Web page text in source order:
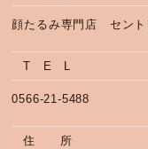
顔たるみ専門店 セント
T E L
0566-21-5488
住 所